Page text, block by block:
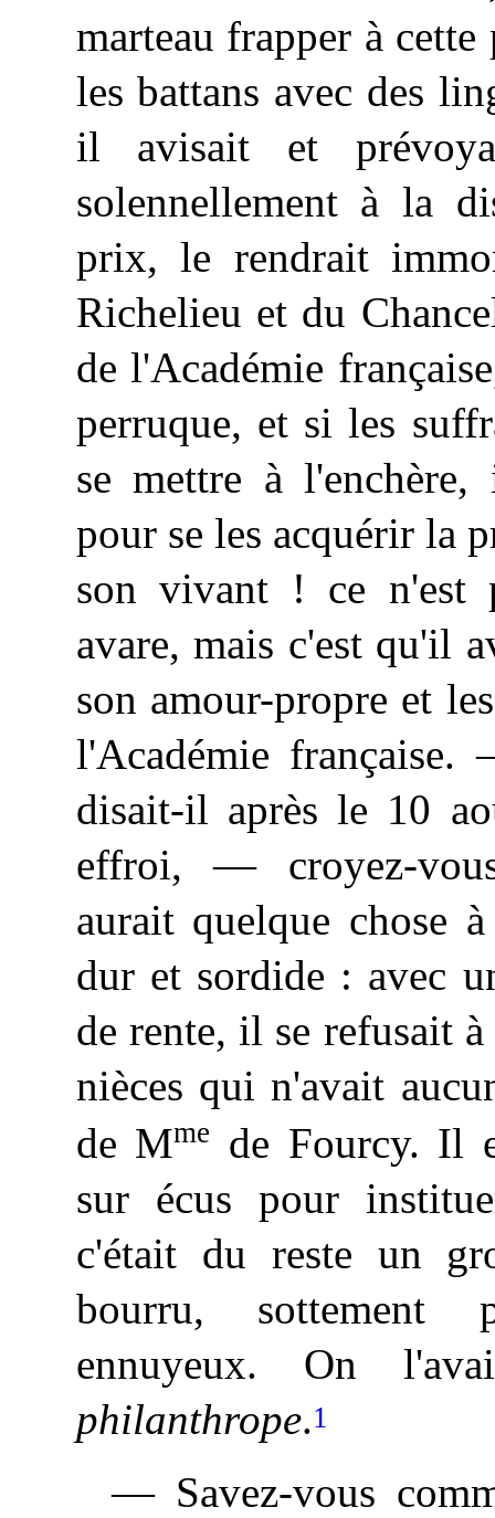
marteau frapper à
les battans avec des
il avisait et
solennellement à la
prix, le rendrait
Richelieu et du
de l'Académie
perruque, et si les
se mettre à
pour se les acquérir la
son vivant ! ce n'est
avare, mais c'est qu'il
son amour-propre et
l'Académie
disait-il après le 10
effroi, — croyez-
aurait quelque chose
dur et sordide : avec
de rente, il se refusait
nièces qui n'avait
de Mme
de Fourcy. Il
sur écus pour
c'était du reste un
bourru, sottement
ennuyeux. On
philanthrope.1
— Savez-vous